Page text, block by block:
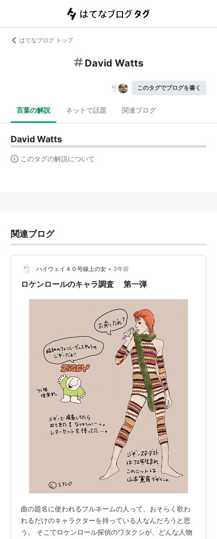
はてなブログ トップ
David Watts
このタグでブログを書く
言葉の解説 ネットで話題 関連ブログ
David Watts
このタグの解説について
関連ブログ
ハイウェイ４０号線上の女 • 3年前
ロケンロールのキャラ調査 第一弾
曲の題名に使われるフルネームの人って、おそらく歌わ
れるだけのキャラクターを持っている人なんだろうと思
う。 そこでロケンロール探偵のワタクシが、どんな人物